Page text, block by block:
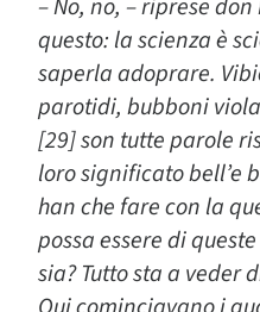
– No, no, – riprese
questo: la scienza è
saperla adoprare.
parotidi, bubboni
[29] son tutte parole
loro significato bell’e
han che fare con la
possa essere di
sia? Tutto sta a veder